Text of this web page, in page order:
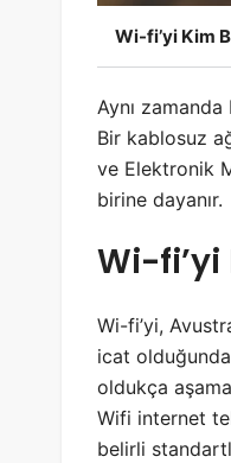
Wi-fi’yi Kim
Aynı
Bir kablosuz
ve Elektronik
birine dayanır.
Wi-fi’yi
Wi-fi’yi,
icat
oldukça
Wifi internet
belirli